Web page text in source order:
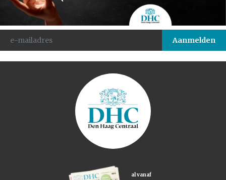
al vanaf